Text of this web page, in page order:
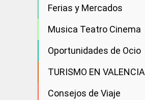
Ferias y Mercados
Musica Teatro Cinema
Oportunidades de Ocio
TURISMO EN VALENCIA
Consejos de Viaje